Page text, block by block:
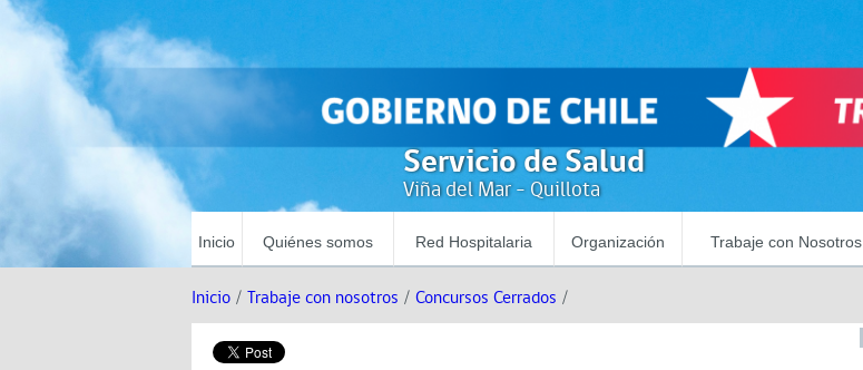
Servicio de Salud
Viña del Mar - Quillota
Inicio Quiénes somos Red Hospitalaria Organización Trabaje con Nosotros
Inicio / Trabaje con nosotros / Concursos Cerrados /